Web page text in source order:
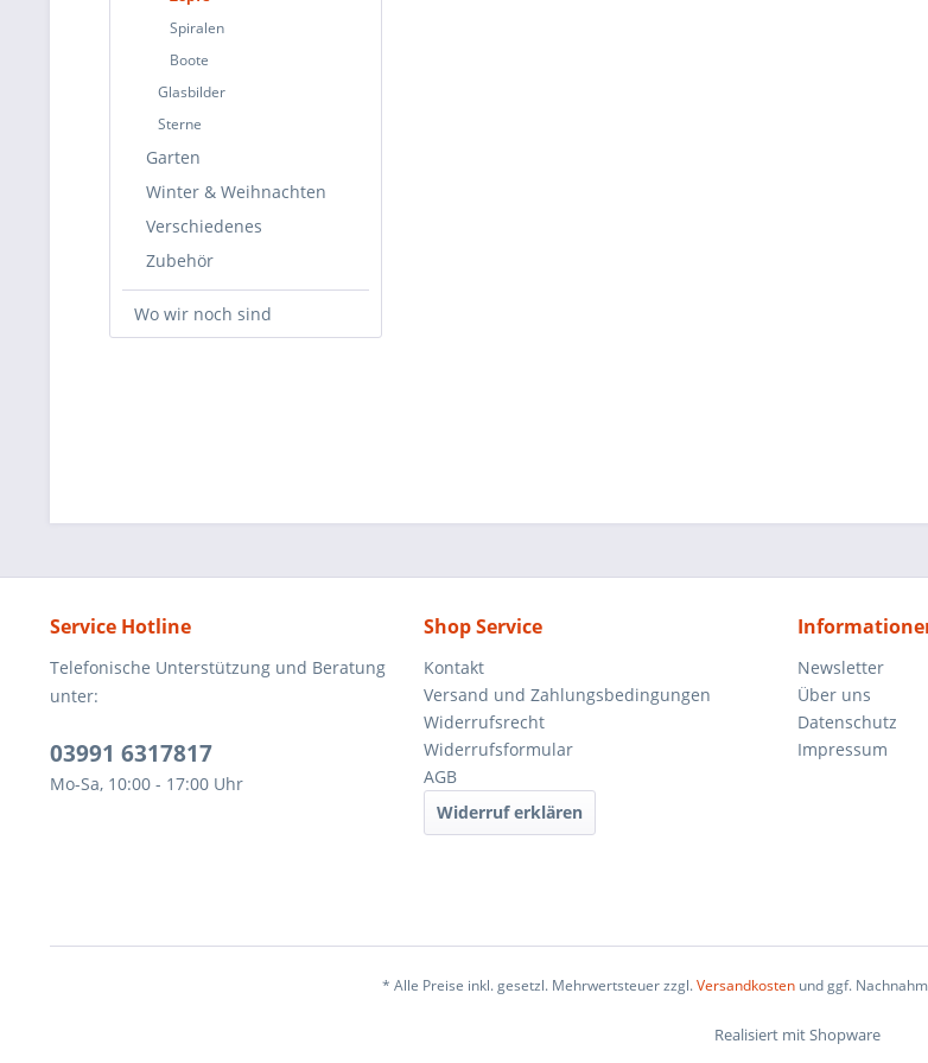
Spiralen
Boote
Glasbilder
Sterne
Garten
Winter & Weihnachten
Verschiedenes
Zubehör
Wo wir noch sind
Service Hotline
Telefonische Unterstützung und Beratung
unter:
03991 6317817
Mo-Sa, 10:00 - 17:00 Uhr
Shop Service
Kontakt
Versand und Zahlungsbedingungen
Widerrufsrecht
Widerrufsformular
AGB
Widerruf erklären
Newsletter
Über uns
Datenschutz
Impressum
* Alle Preise inkl. gesetzl. Mehrwertsteuer zzgl.Versandkostenund ggf.
Realisiert mit Shopware